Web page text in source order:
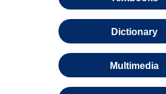
Dictionary
Multimedia